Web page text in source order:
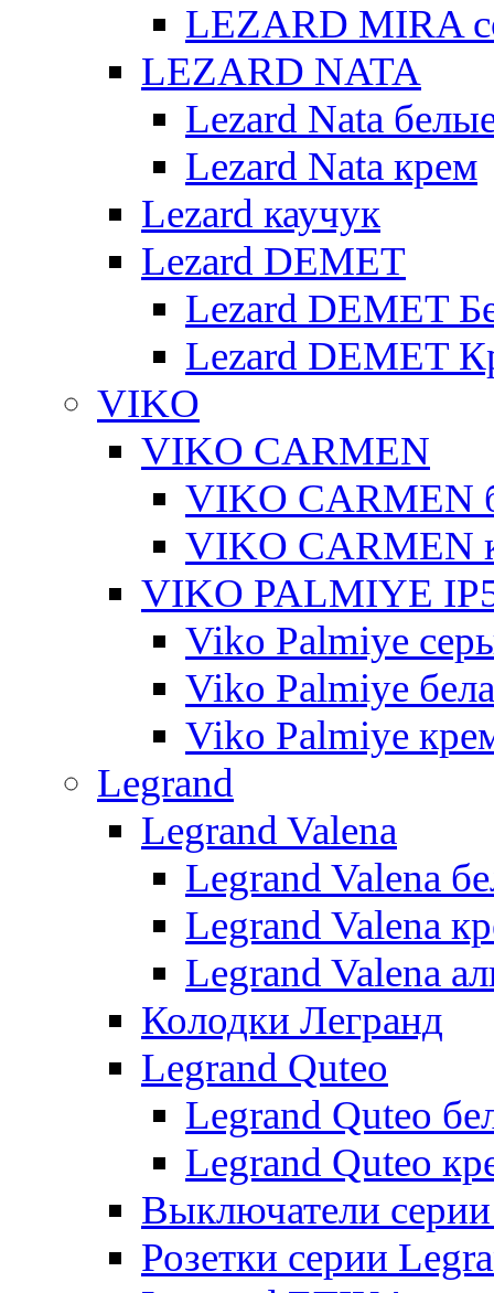
LEZARD MIRA
LEZARD NATA
Lezard Nata
Lezard Nata крем
Lezard каучук
Lezard DEMET
Lezard DEMET
Lezard DEMET
VIKO
VIKO CARMEN
VIKO CARMEN
VIKO CARMEN
VIKO PALMIYE
Viko Palmiye
Viko Palmiye
Viko Palmiye
Legrand
Legrand Valena
Legrand Valena
Legrand Valena
Legrand Valena
Колодки Легранд
Legrand Quteo
Legrand Quteo
Legrand Quteo
Выключатели
Розетки серии